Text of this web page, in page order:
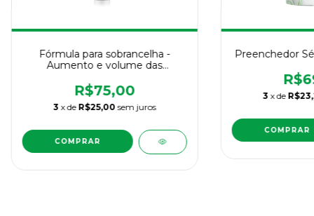
Fórmula para sobrancelha -
Aumento e volume das
R$75,00
3 x de R$25,00 sem juros
Preenchedor
3 x de